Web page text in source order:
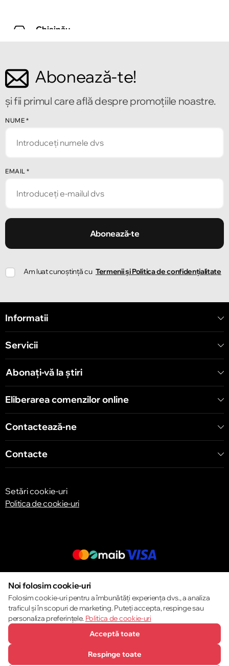
Chișinău
Chișinău
Strada Ion Creangă 78
Strada Mitropolit Varlaam 58
Chișinău
Abonează-te!
și fii primul care află despre promoțiile noastre.
NUME *
EMAIL *
Abonează-te
Am luat cunoștință cu Termenii și Politica de confidențialitate
Informatii
Servicii
Abonați-vă la știri
Eliberarea comenzilor online
Contactează-ne
Contacte
Setări cookie-uri
Politica de cookie-uri
© 2013 – 2026 ECOM
Noi folosim cookie-uri
Folosim cookie-uri pentru a îmbunătăți experiența dvs., a analiza
traficul și în scopuri de marketing. Puteți accepta, respinge sau
personaliza preferințele. Politica de cookie-uri
Acceptă toate
Respinge toate